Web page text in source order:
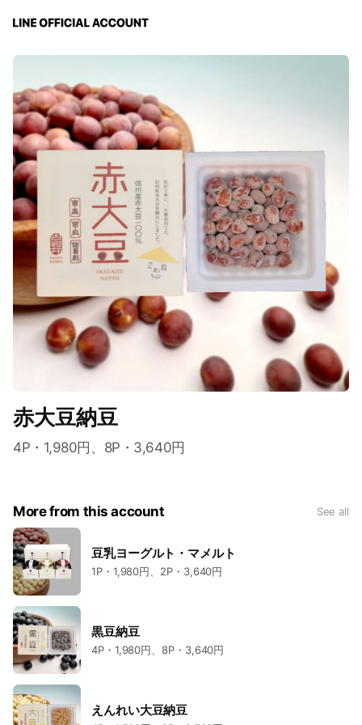
赤大豆納豆
4P・1,980円、8P・3,640円
More from this account See all
豆乳ヨーグルト・マメルト
1P・1,980円、2P・3,640円
黒豆納豆
4P・1,980円、8P・3,640円
えんれい大豆納豆